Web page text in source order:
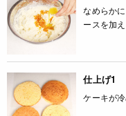
なめらか
ースを加
仕上げ1
ケーキが